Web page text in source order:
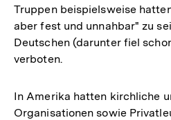
Truppen beispielsweise
aber fest und unnahbar" zu
Deutschen (darunter fiel
verboten.
In Amerika hatten kirchliche
Organisationen sowie